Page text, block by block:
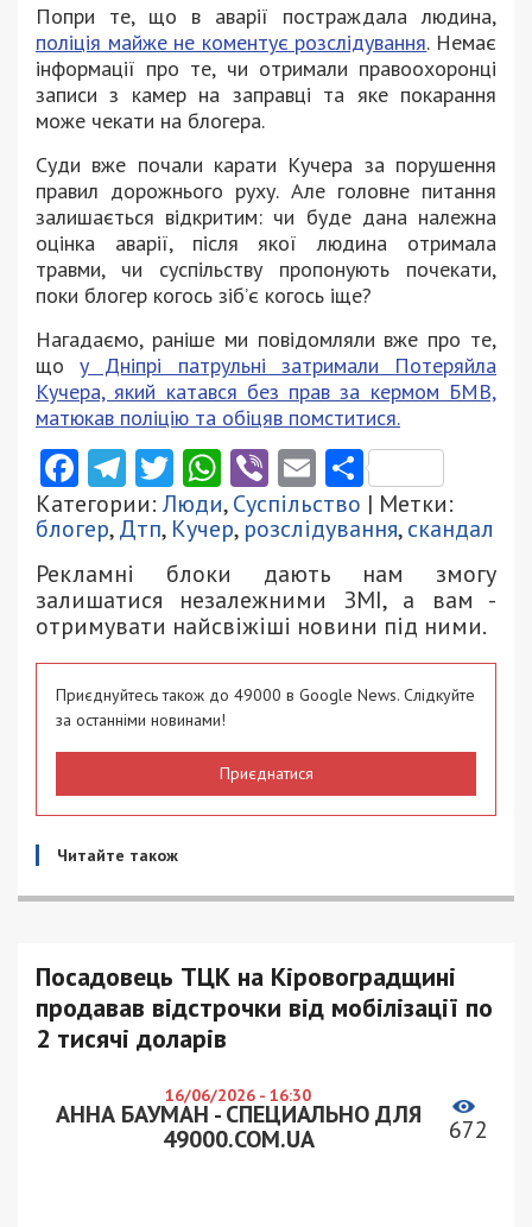
Попри те, що в аварії постраждала людина,
поліція майже не коментує розслідування. Немає
інформації про те, чи отримали правоохоронці
записи з камер на заправці та яке покарання
може чекати на блогера.
Суди вже почали карати Кучера за порушення
правил дорожнього руху. Але головне питання
залишається відкритим: чи буде дана належна
оцінка аварії, після якої людина отримала
травми, чи суспільству пропонують почекати,
поки блогер когось зіб’є когось іще?
Нагадаємо, раніше ми повідомляли вже про те,
щоу Дніпрі патрульні затримали Потеряйла
Кучера, який катався без прав за кермом БМВ,
матюкав поліцію та обіцяв помститися.
Facebook
Telegram
Twitter
WhatsApp
ViberEmail
Категории:Люди,Суспільство | Метки:
блогер,Дтп, Кучер, розслідування,скандал
Рекламні блоки дають нам змогу
залишатися незалежними ЗМІ, а вам -
отримувати найсвіжіші новини під ними.
Приєднуйтесь також до 49000 в Google News. Слідкуйте
за останніми новинами!
Приєднатися
Читайте також
Посадовець ТЦК на Кіровоградщині
продавав відстрочки від мобілізації по
2 тисячі доларів
16/06/2026 - 16:30
АННА БАУМАН - СПЕЦИАЛЬНО ДЛЯ
49000.COM.UA
672